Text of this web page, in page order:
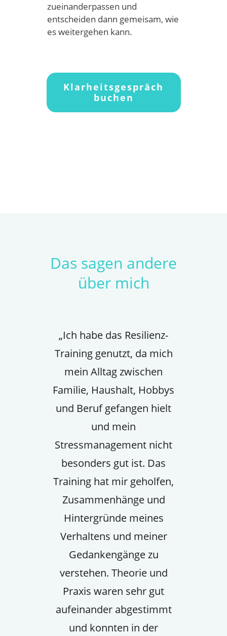
zueinanderpassen und
entscheiden dann gemeisam, wie
es weitergehen kann.
Klarheitsgespräch
buchen
Das sagen andere
über mich
„Ich habe das Resilienz-
Training genutzt, da mich
mein Alltag zwischen
Familie, Haushalt, Hobbys
und Beruf gefangen hielt
und mein
Stressmanagement nicht
besonders gut ist. Das
Training hat mir geholfen,
Zusammenhänge und
Hintergründe meines
Verhaltens und meiner
Gedankengänge zu
verstehen. Theorie und
Praxis waren sehr gut
aufeinander abgestimmt
und konnten in der